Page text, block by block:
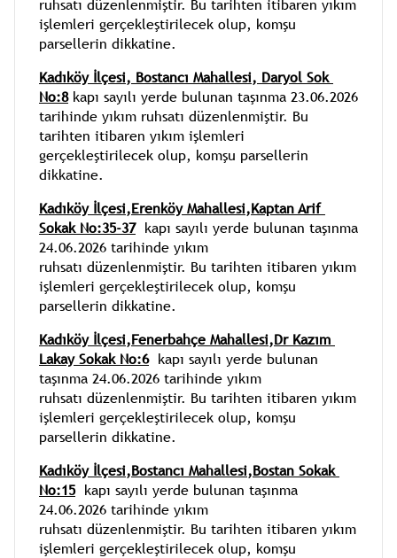
ruhsatı düzenlenmiştir. Bu tarihten itibaren yıkım
işlemleri gerçekleştirilecek olup, komşu
parsellerin dikkatine.
Kadıköy İlçesi, Bostancı Mahallesi, Daryol Sok
No:8 kapı sayılı yerde bulunan taşınma 23.06.2026
tarihinde yıkım ruhsatı düzenlenmiştir. Bu
tarihten itibaren yıkım işlemleri
gerçekleştirilecek olup, komşu parsellerin
dikkatine.
Kadıköy İlçesi,Erenköy Mahallesi,Kaptan Arif
Sokak No:35-37 kapı sayılı yerde bulunan taşınma
24.06.2026 tarihinde yıkım
ruhsatı düzenlenmiştir. Bu tarihten itibaren yıkım
işlemleri gerçekleştirilecek olup, komşu
parsellerin dikkatine.
Kadıköy İlçesi,Fenerbahçe Mahallesi,Dr Kazım
Lakay Sokak No:6 kapı sayılı yerde bulunan
taşınma 24.06.2026 tarihinde yıkım
ruhsatı düzenlenmiştir. Bu tarihten itibaren yıkım
işlemleri gerçekleştirilecek olup, komşu
parsellerin dikkatine.
Kadıköy İlçesi,Bostancı Mahallesi,Bostan Sokak
No:15 kapı sayılı yerde bulunan taşınma
24.06.2026 tarihinde yıkım
ruhsatı düzenlenmiştir. Bu tarihten itibaren yıkım
işlemleri gerçekleştirilecek olup, komşu